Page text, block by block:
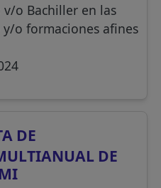
o Bachiller en las
o formaciones afines
DE
DE